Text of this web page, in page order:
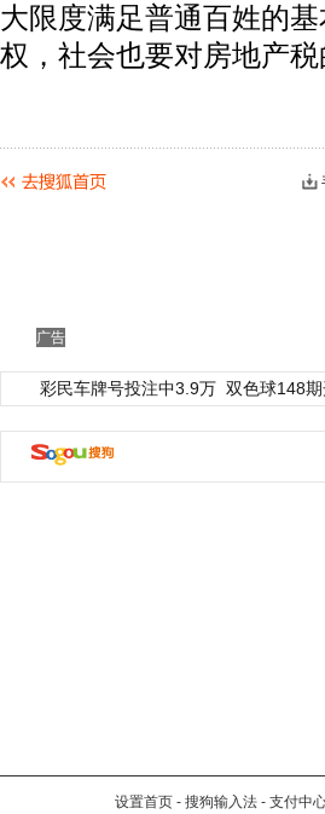
大限度满足普通百姓的
权，社会也要对房地产
广告
彩民车牌号投注中3.9万 双色球148
设置首页 - 搜狗输入法 - 支付中